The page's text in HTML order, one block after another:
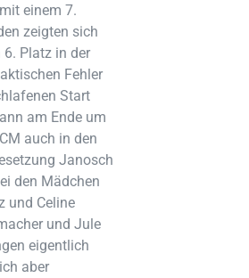
einem 7.
zeigten sich
Platz in der
Fehler
Start
am Ende um
auch in den
Janosch
den Mädchen
und Celine
und Jule
eigentlich
aber